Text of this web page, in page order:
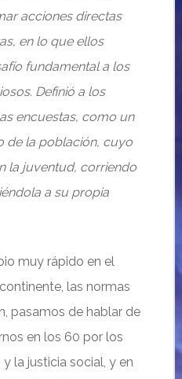
acciones directas
en lo que ellos
fundamental a los
Definió a los
encuestas, como un
de la población, cuyo
la juventud, corriendo
a su propia
muy rápido en el
las normas
pasamos de hablar de
en los 60 por los
la justicia social, y en